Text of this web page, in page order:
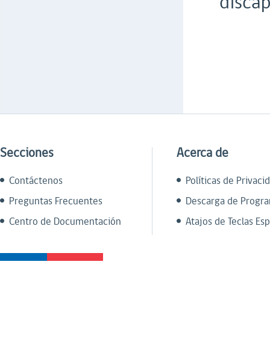
Secciones
Contáctenos
Preguntas Frecuentes
Centro de Documentación
Acerca de
Políticas de
Descarga de
Atajos de Teclas